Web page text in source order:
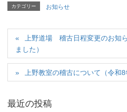
カテゴリー お知らせ
上野道場 稽古日程変更のお知
ました）
上野教室の稽古について（令和8
最近の投稿